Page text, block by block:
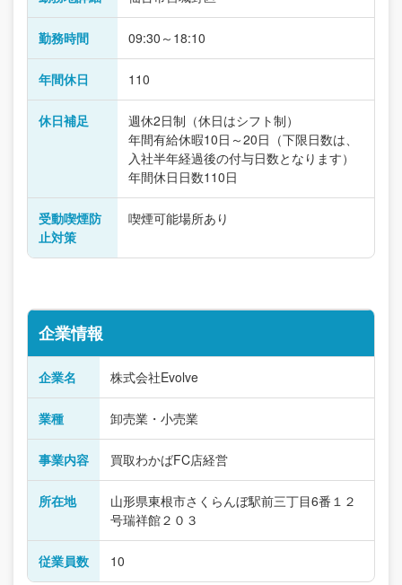
勤務時間 09:30～18:10
年間休日 110
休日補足
週休2日制（休日はシフト制）
年間有給休暇10日～20日（下限日数は、
入社半年経過後の付与日数となります）
年間休日日数110日
受動喫煙防
止対策
喫煙可能場所あり
企業情報
企業名 株式会社Evolve
業種 卸売業・小売業
事業内容 買取わかばFC店経営
所在地
山形県東根市さくらんぼ駅前三丁目6番１２
号瑞祥館２０３
従業員数 10